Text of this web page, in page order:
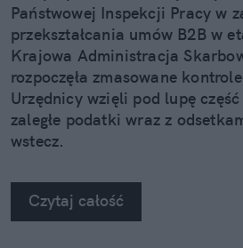
Państwowej Inspekcji Pracy w
przekształcania umów B2B w
Krajowa Administracja
rozpoczęła zmasowane
Urzędnicy wzięli pod lupę
zaległe podatki wraz z
wstecz.
Czytaj całość